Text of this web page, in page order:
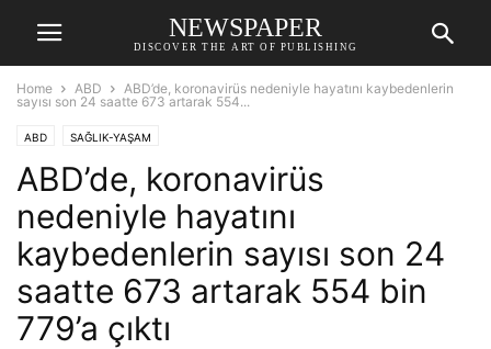
NEWSPAPER
DISCOVER THE ART OF PUBLISHING
Home ABD
ABD’de, koronavirüs nedeniyle hayatını kaybedenlerin
sayısı son 24 saatte 673 artarak 554...
ABD SAĞLIK-YAŞAM
ABD’de, koronavirüs
nedeniyle hayatını
kaybedenlerin sayısı son 24
saatte 673 artarak 554 bin
779’a çıktı